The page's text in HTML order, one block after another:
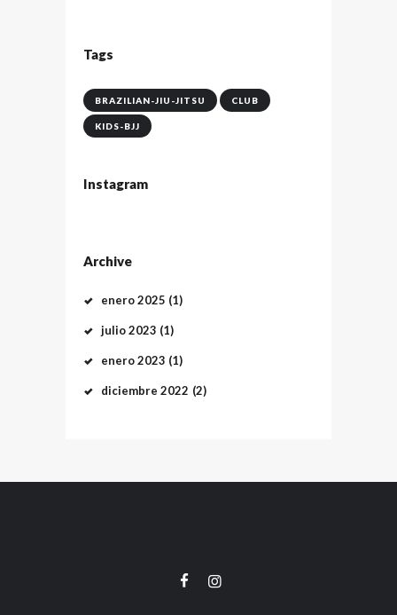
Tags
BRAZILIAN-JIU-JITSU CLUB
KIDS-BJJ
Instagram
Archive
enero2025 (1)
julio2023 (1)
enero2023 (1)
diciembre2022 (2)